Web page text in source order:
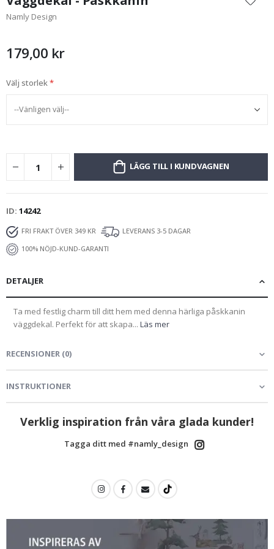
början
av
Namly Design
179,00 kr
Välj storlek
LÄGG TILL I KUNDVAGNEN
ID 14242
FRI FRAKT ÖVER 349 KR
LEVERANS 3-5 DAGAR
100% NÖJD-KUND-GARANTI
DETALJER
Ta med festlig charm till ditt hem med denna härliga påskkanin
väggdekal. Perfekt för att skapa... Läs mer
RECENSIONER (0)
INSTRUKTIONER
Verklig inspiration från våra glada kunder!
Tagga ditt med #namly_design